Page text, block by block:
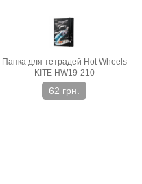
Папка для тетрадей Hot Wheels
KITE HW19-210
62 грн.